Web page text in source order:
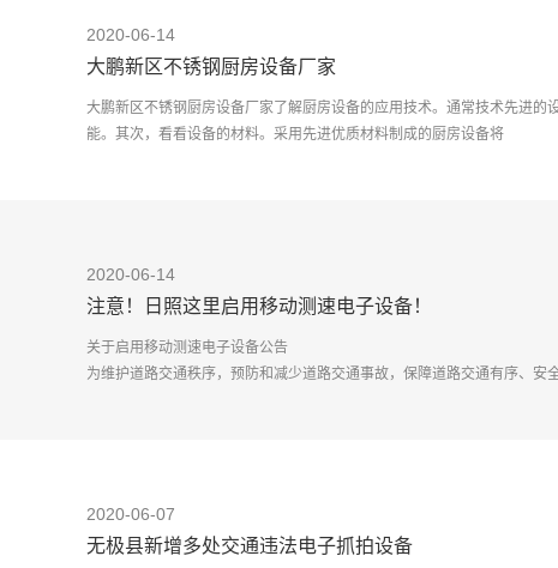
2020-06-14
大鹏新区不锈钢厨房设备厂家
大鹏新区不锈钢厨房设备厂家了解厨房设备的应用技术。通常技术先进的
能。其次，看看设备的材料。采用先进优质材料制成的厨房设备将
2020-06-14
注意！日照这里启用移动测速电子设备！
关于启用移动测速电子设备公告
为维护道路交通秩序，预防和减少道路交通事故，保障道路交通有序、安
2020-06-07
无极县新增多处交通违法电子抓拍设备